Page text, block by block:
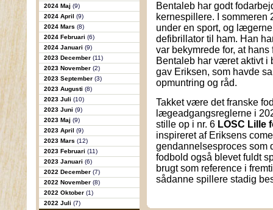
2024 Maj (9)
2024 April (9)
2024 Mars (8)
2024 Februari (6)
2024 Januari (9)
2023 December (11)
2023 November (2)
2023 September (3)
2023 Augusti (8)
2023 Juli (10)
2023 Juni (9)
2023 Maj (9)
2023 April (9)
2023 Mars (12)
2023 Februari (11)
2023 Januari (6)
2022 December (7)
2022 November (8)
2022 Oktober (1)
2022 Juli (7)
Bentaleb har godt
kernespillere. I sommeren
under en sport, og
defibrillator til ham. Han
var bekymrede for, at
Bentaleb har været aktivt i
gav Eriksen, som havde
opmuntring og råd.
Takket være det franske
lægeadgangsreglerne i
stille op i nr. 6 LOSC Lille
inspireret af Eriksens
gendannelsesproces som
fodbold også blevet fuldt
brugt som reference i
sådanne spillere stadig